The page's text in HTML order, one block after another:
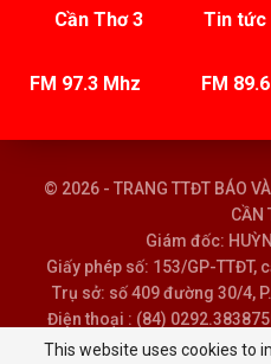
Cần Thơ 3 Tin tức
FM 97.3 Mhz FM
© 2026 - TRANG TTĐT BÁO
CẦN
Giám đốc:
Giấy phép số: 153/GP-TTĐT,
Trụ sở: số 409 đường 30/4,
Điện thoại : (84)
Email :
This website uses cookies to